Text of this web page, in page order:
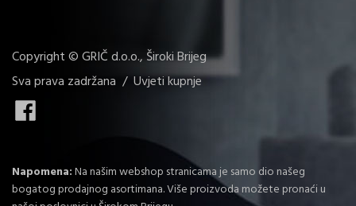
Copyright © GRIČ d.o.o., Široki Brijeg
Sva prava zadržana / Uvjeti kupnje
Napomena:Na našim webshop stranicama je samo dio našeg
bogatog prodajnog asortimana. Više proizvoda možete pronaći u